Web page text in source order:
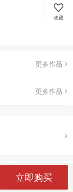
收藏
更多作品
更多作品
立即购买